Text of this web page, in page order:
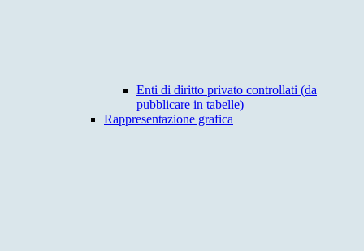
Enti di diritto privato controllati (da
pubblicare in tabelle)
Rappresentazione grafica